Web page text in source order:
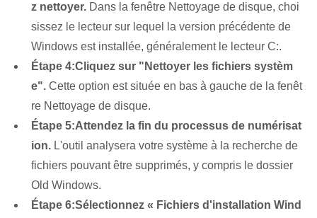
z nettoyer. Dans la fenêtre Nettoyage de disque, choi
sissez le lecteur sur lequel la version précédente de
Windows est installée, généralement le lecteur C:.
Étape 4:Cliquez sur "Nettoyer les fichiers systèm
e". Cette option est située en bas à gauche de la fenêt
re Nettoyage de disque.
Étape 5:Attendez la fin du processus de numérisat
ion. L'outil analysera votre système à la recherche de
fichiers pouvant être supprimés, y compris le dossier
Old Windows.
Étape 6:Sélectionnez « Fichiers d'installation Wind